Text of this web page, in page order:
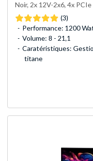
Noir, 2x 12V-2x6, 4x PCIe
(3)
Performance: 1200
Volume: 8 - 21,1
Caratéristiques:
titane